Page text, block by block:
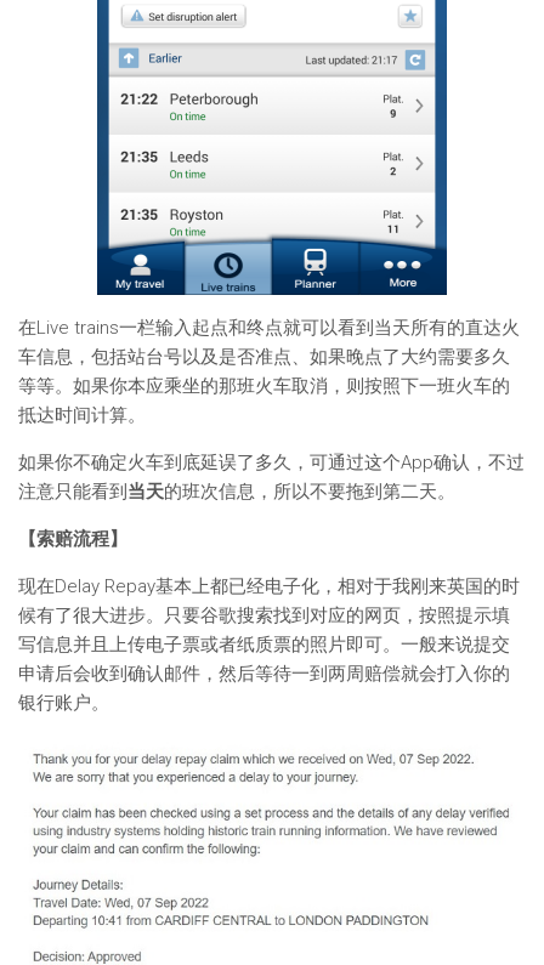
在Live trains一栏输入起点和终点就可以看到当天所有的直达火
车信息，包括站台号以及是否准点、如果晚点了大约需要多久
等等。如果你本应乘坐的那班火车取消，则按照下一班火车的
抵达时间计算。
如果你不确定火车到底延误了多久，可通过这个App确认，不过
注意只能看到 当天的班次信息，所以不要拖到第二天。
【索赔流程】
现在Delay Repay基本上都已经电子化，相对于我刚来英国的时
候有了很大进步。只要谷歌搜索找到对应的网页，按照提示填
写信息并且上传电子票或者纸质票的照片即可。一般来说提交
申请后会收到确认邮件，然后等待一到两周赔偿就会打入你的
银行账户。